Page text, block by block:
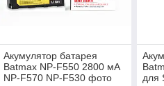
Акумулятор батарея
Batmax NP-F550 2800 мА
NP-F570 NP-F530 фото
для